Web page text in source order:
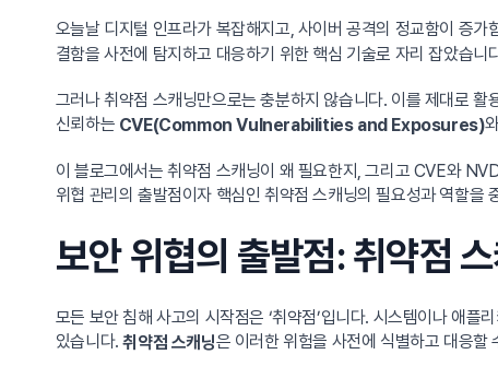
오늘날 디지털 인프라가 복잡해지고, 사이버 공격의 정교함이 증
결함을 사전에 탐지하고 대응하기 위한 핵심 기술로 자리 잡았습니
그러나 취약점 스캐닝만으로는 충분하지 않습니다. 이를 제대로
신뢰하는 CVE(Common Vulnerabilities and Exposures)
이 블로그에서는 취약점 스캐닝이 왜 필요한지, 그리고 CVE와
위협 관리의 출발점이자 핵심인 취약점 스캐닝의 필요성과 역할을
보안 위협의 출발점: 취약점
모든 보안 침해 사고의 시작점은 ‘취약점’입니다. 시스템이나 애
있습니다.취약점 스캐닝은 이러한 위험을 사전에 식별하고 대응할